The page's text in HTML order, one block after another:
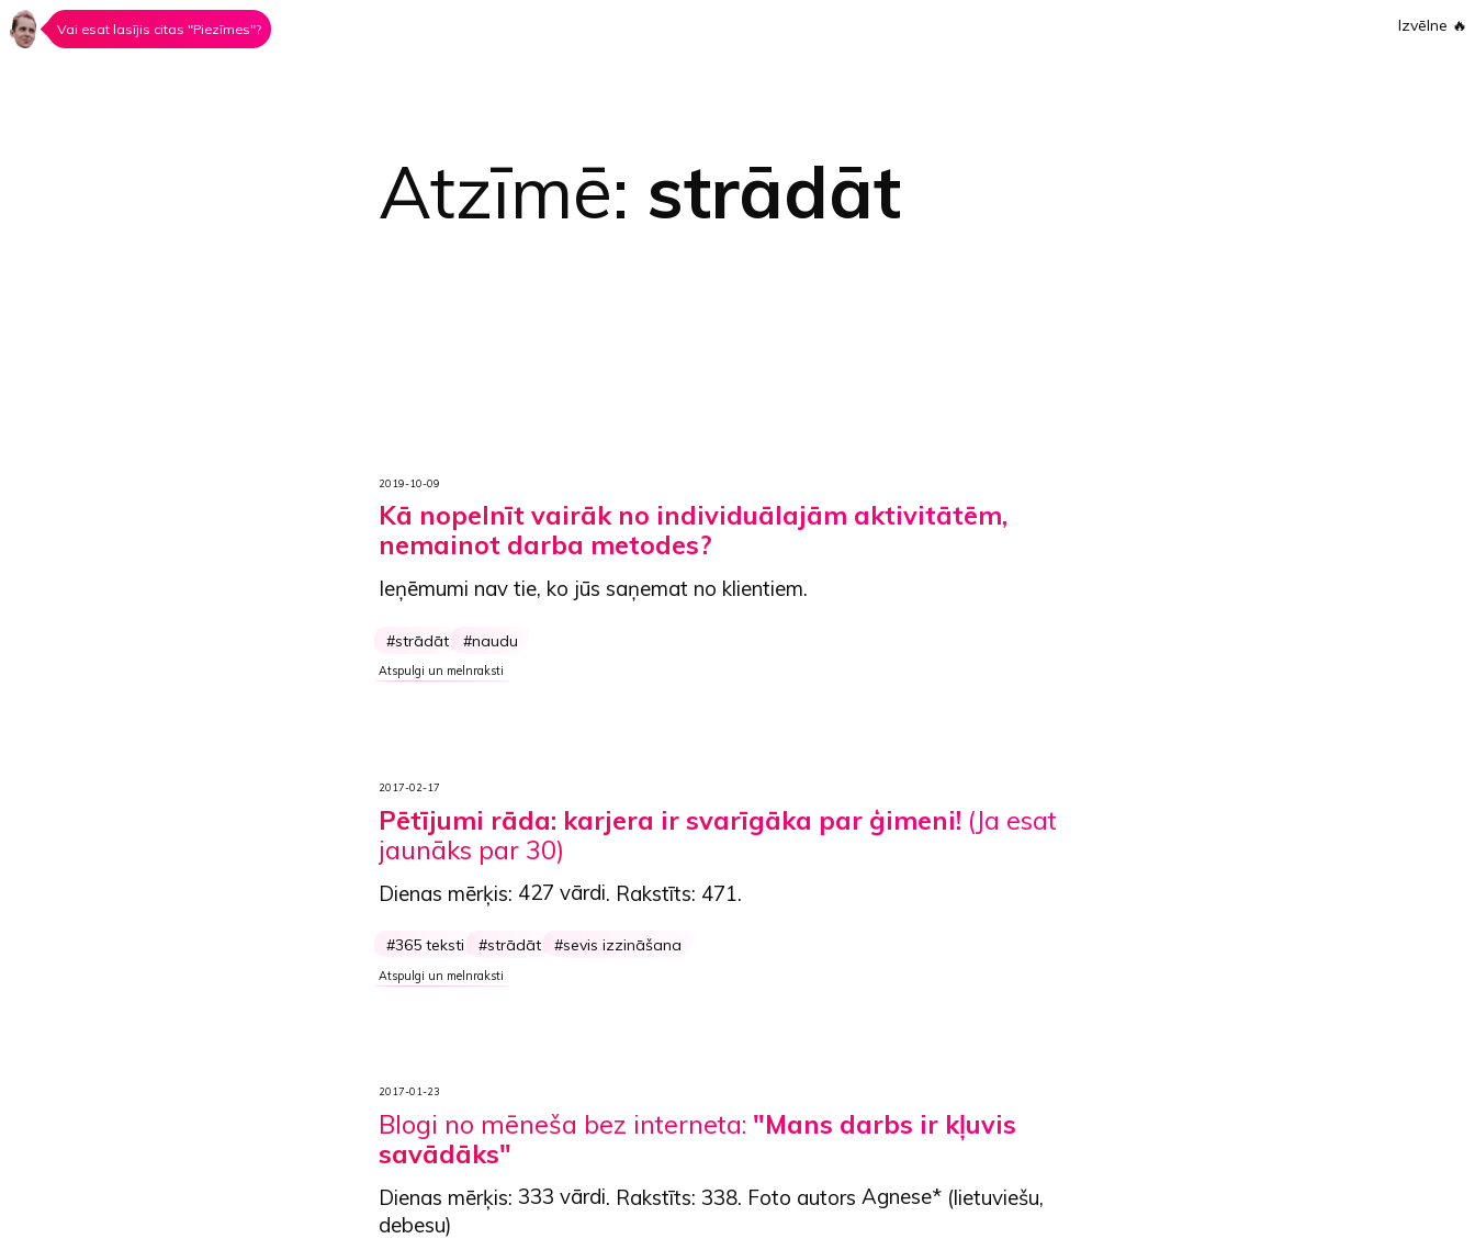
Vai esat lasījis citas "Piezīmes"? Izvēlne 🔥
Atzīmē: strādāt
2019-10-09
Kā nopelnīt vairāk no individuālajām aktivitātēm,
nemainot darba metodes?
Ieņēmumi nav tie, ko jūs saņemat no klientiem.
strādāt naudu
Atspulgi un melnraksti
2017-02-17
Pētījumi rāda: karjera ir svarīgāka par ģimeni! (Ja esat
jaunāks par 30)
Dienas mērķis: 427 vārdi. Rakstīts: 471.
365 teksti strādāt sevis izzināšana
Atspulgi un melnraksti
2017-01-23
Blogi no mēneša bez interneta: "Mans darbs ir kļuvis
savādāks"
Dienas mērķis: 333 vārdi. Rakstīts: 338. Foto autors Agnese*(lietuviešu,
debesu)